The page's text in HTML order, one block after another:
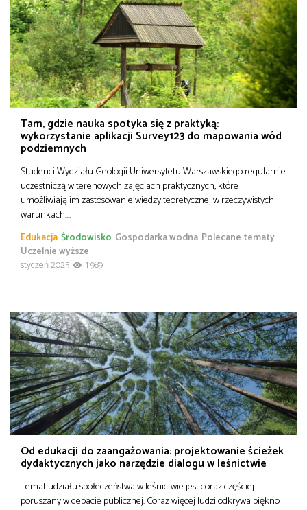
Tam, gdzie nauka spotyka się z praktyką:
wykorzystanie aplikacji Survey123 do mapowania wód
podziemnych
Studenci Wydziału Geologii Uniwersytetu Warszawskiego regularnie
uczestniczą w terenowych zajęciach praktycznych, które
umożliwiają im zastosowanie wiedzy teoretycznej w rzeczywistych
warunkach….
Edukacja Gospodarka wodna Polecane tematy
Środowisko
Uczelnie wyższe
styczeń 2025
1 989
Od edukacji do zaangażowania: projektowanie ścieżek
dydaktycznych jako narzędzie dialogu w leśnictwie
Temat udziału społeczeństwa w leśnictwie jest coraz częściej
poruszany w debacie publicznej. Coraz więcej ludzi odkrywa piękno